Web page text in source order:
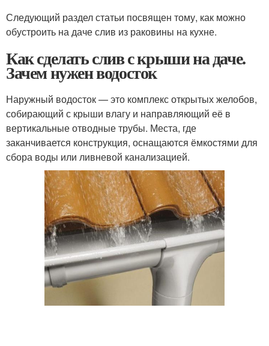
Следующий раздел статьи посвящен тому, как можно
обустроить на даче слив из раковины на кухне.
Как сделать слив с крыши на даче.
Зачем нужен водосток
Наружный водосток — это комплекс открытых желобов,
собирающий с крыши влагу и направляющий её в
вертикальные отводные трубы. Места, где
заканчивается конструкция, оснащаются ёмкостями для
сбора воды или ливневой канализацией.